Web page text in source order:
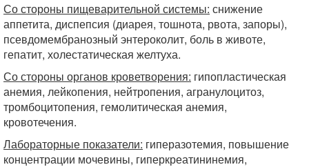
Со стороны пищеварительной системы: снижение
аппетита, диспепсия (диарея, тошнота, рвота, запоры),
псевдомембранозный энтероколит, боль в животе,
гепатит, холестатическая желтуха.
Со стороны органов кроветворения: гипопластическая
анемия, лейкопения, нейтропения, агранулоцитоз,
тромбоцитопения, гемолитическая анемия,
кровотечения.
Лабораторные показатели: гиперазотемия, повышение
концентрации мочевины, гиперкреатининемия,